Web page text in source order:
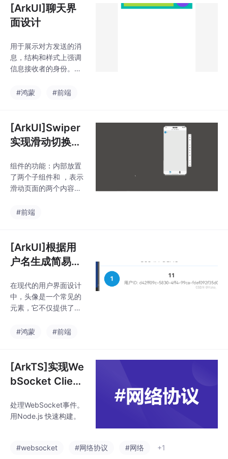
[ArkUI]聊天界
面设计
用于展示对方发送的消
息，结构和样式上强调
信息接收者的身份。用
消息，结构上与。容器
表对方和自己发送的消
息。组件显示页面标题
信息，通过。相似，但
消息发送者动态调用。
#鸿蒙 #前端
[ArkUI]Swiper
实现滑动切换页
组件的功能：内部放置
了两个子组件和 ，表示
滑动页面的两个内容部
一个子组件的内容。2.
换事件。当用户滑动页
面时， 会被触发，参数
是滑动到的新页面索
组件能够感知当前页面
的变化。3. 初始页面索
引：属性设置当前显示
过的获取，可以与其他
高度，决定了滑动区域
的大小
#前端
[ArkUI]根据用
户名生成简易头
在现代的用户界面设计
中，头像是一个常见的
元素，它不仅提供了视
强用户体验。然而，在
个动态的简易头像就显
得尤为重要。这篇文章
将探讨如何通过简单的
像，并探讨其实际应用
场景。动态简易头像的
标识符。提取用户名字
#鸿蒙 #前端
[ArkTS]实现We
bSocket Client
处理WebSocket事件。
用Node.js 快速构建。
#websocket #网络协议 #网络 +1